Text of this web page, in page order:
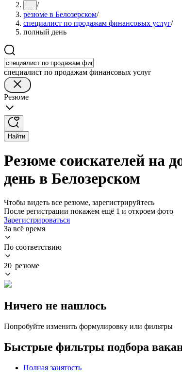
... /
резюме в Белозерском/
специалист по продажам финансовых услуг/
полный день
специалист по продажам финансовых услуг
Резюме
Найти
Резюме соискателей на
день в Белозерском
Чтобы видеть все резюме, зарегистрируйтесь
После регистрации покажем ещё 1 и откроем фото
Зарегистрироваться
За всё время
По соответствию
20 резюме
Ничего не нашлось
Попробуйте изменить формулировку или фильтры
Быстрые фильтры подбора
Полная занятость